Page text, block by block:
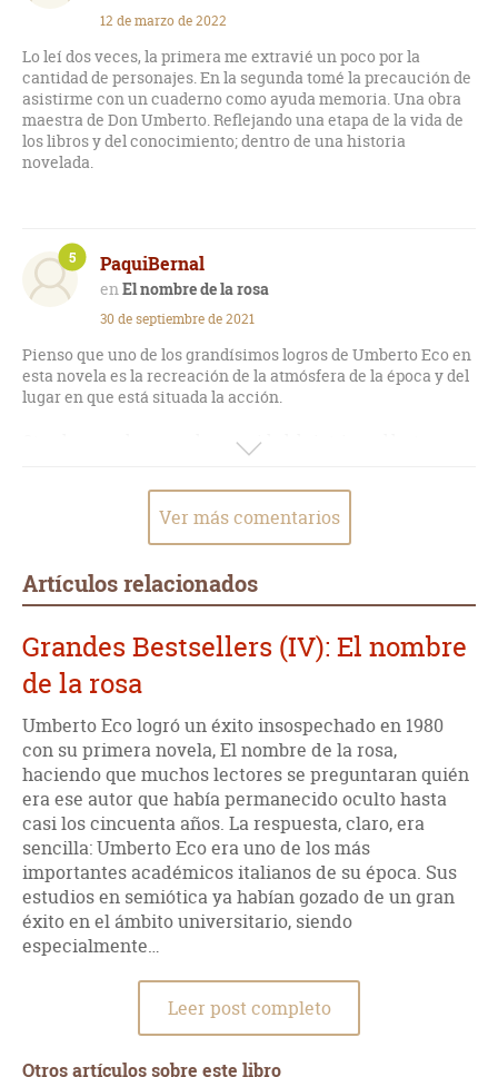
12 de marzo de 2022
Lo leí dos veces, la primera me extravié un poco por la
cantidad de personajes. En la segunda tomé la precaución de
asistirme con un cuaderno como ayuda memoria. Una obra
maestra de Don Umberto. Reflejando una etapa de la vida de
los libros y del conocimiento; dentro de una historia
novelada.
PaquiBernal
El nombre de la rosa
5
30 de septiembre de 2021
Pienso que uno de los grandísimos logros de Umberto Eco en
esta novela es la recreación de la atmósfera de la época y del
lugar en que está situada la acción.
Otro de sus valores son la capacidad de intrigar al lector y,
por encima de todo, de sorprender con la resolución.
Ver más comentarios
Artículos relacionados
Grandes Bestsellers (IV): El nombre
de la rosa
Umberto Eco logró un éxito insospechado en 1980
con su primera novela, El nombre de la rosa,
haciendo que muchos lectores se preguntaran quién
era ese autor que había permanecido oculto hasta
casi los cincuenta años. La respuesta, claro, era
sencilla: Umberto Eco era uno de los más
importantes académicos italianos de su época. Sus
estudios en semiótica ya habían gozado de un gran
éxito en el ámbito universitario, siendo
especialmente…
Leer post completo
Otros artículos sobre este libro